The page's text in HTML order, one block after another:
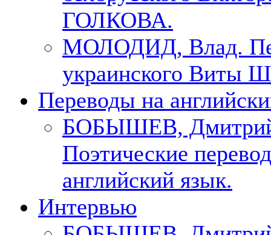
ГОЛКОВА.
МОЛОДИД, Влад.
украинского Виты
Переводы на
БОБЫШЕВ,
Поэтические
английский язык.
Интервью